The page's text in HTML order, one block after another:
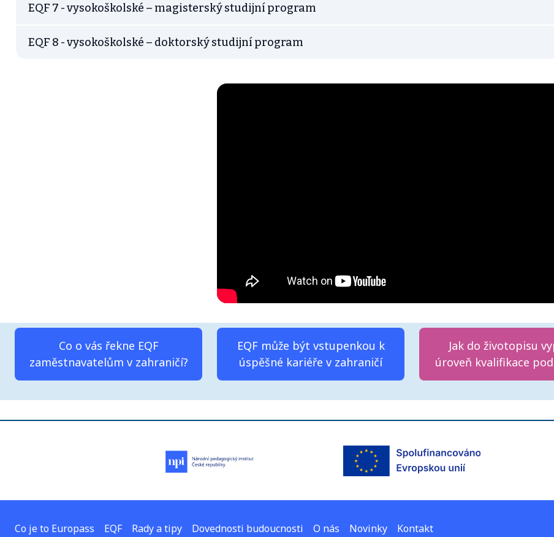
EQF 7 - vysokoškolské – magisterský studijní program
EQF 8 - vysokoškolské – doktorský studijní program
Co o vás řekne EQF
zaměstnavatelům v zahraničí?
EQF může být vstupenkou k
úspěšné kariéře v zahraničí
Jak do životopisu
úroveň kvalifikace
Co je to Europass EQF Rady a tipy Dovednosti budoucnosti O nás Novinky Kontakt